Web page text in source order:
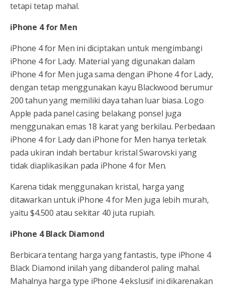
tetapi tetap mahal.
iPhone 4 for Men
iPhone 4 for Men ini diciptakan untuk mengimbangi
iPhone 4 for Lady. Material yang digunakan dalam
iPhone 4 for Men juga sama dengan iPhone 4 for Lady,
dengan tetap menggunakan kayu Blackwood berumur
200 tahun yang memiliki daya tahan luar biasa. Logo
Apple pada panel casing belakang ponsel juga
menggunakan emas 18 karat yang berkilau. Perbedaan
iPhone 4 for Lady dan iPhone for Men hanya terletak
pada ukiran indah bertabur kristal Swarovski yang
tidak diaplikasikan pada iPhone 4 for Men.
Karena tidak menggunakan kristal, harga yang
ditawarkan untuk iPhone 4 for Men juga lebih murah,
yaitu $4.500 atau sekitar 40 juta rupiah.
iPhone 4 Black Diamond
Berbicara tentang harga yang fantastis, type iPhone 4
Black Diamond inilah yang dibanderol paling mahal.
Mahalnya harga type iPhone 4 ekslusif ini dikarenakan